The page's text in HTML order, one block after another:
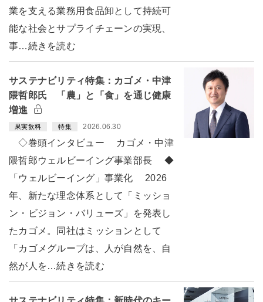
業を支える業務用食品卸として持続可
能な社会とサプライチェーンの実現、
事…続きを読む
サステナビリティ特集：カゴメ・中津
隈哲郎氏 「農」と「食」を通じ健康
増進
果実飲料 特集 2026.06.30
◇巻頭インタビュー カゴメ・中津
隈哲郎ウェルビーイング事業部長 ◆
「ウェルビーイング」事業化 2026
年、新たな理念体系として「ミッショ
ン・ビジョン・バリューズ」を発表し
たカゴメ。同社はミッションとして
「カゴメグループは、人が自然を、自
然が人を…続きを読む